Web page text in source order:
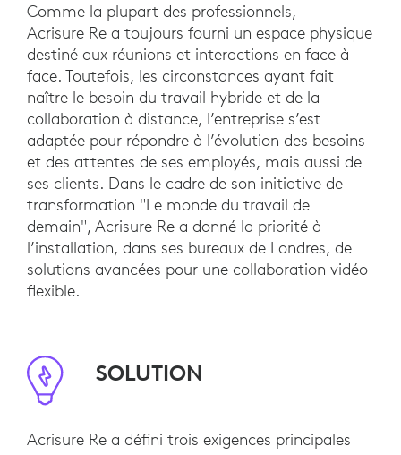
Comme la plupart des professionnels,
Acrisure Re a toujours fourni un espace physique
destiné aux réunions et interactions en face à
face. Toutefois, les circonstances ayant fait
naître le besoin du travail hybride et de la
collaboration à distance, l’entreprise s’est
adaptée pour répondre à l’évolution des besoins
et des attentes de ses employés, mais aussi de
ses clients. Dans le cadre de son initiative de
transformation "Le monde du travail de
demain", Acrisure Re a donné la priorité à
l’installation, dans ses bureaux de Londres, de
solutions avancées pour une collaboration vidéo
flexible.
SOLUTION
Acrisure Re a défini trois exigences principales